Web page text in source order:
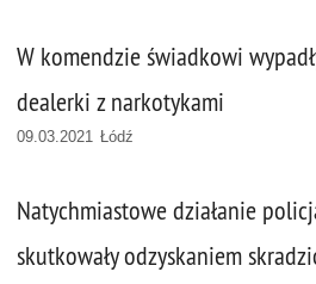
W komendzie świadkowi
dealerki z narkotykami
09.03.2021 Łódź
Natychmiastowe działanie
skutkowały odzyskaniem